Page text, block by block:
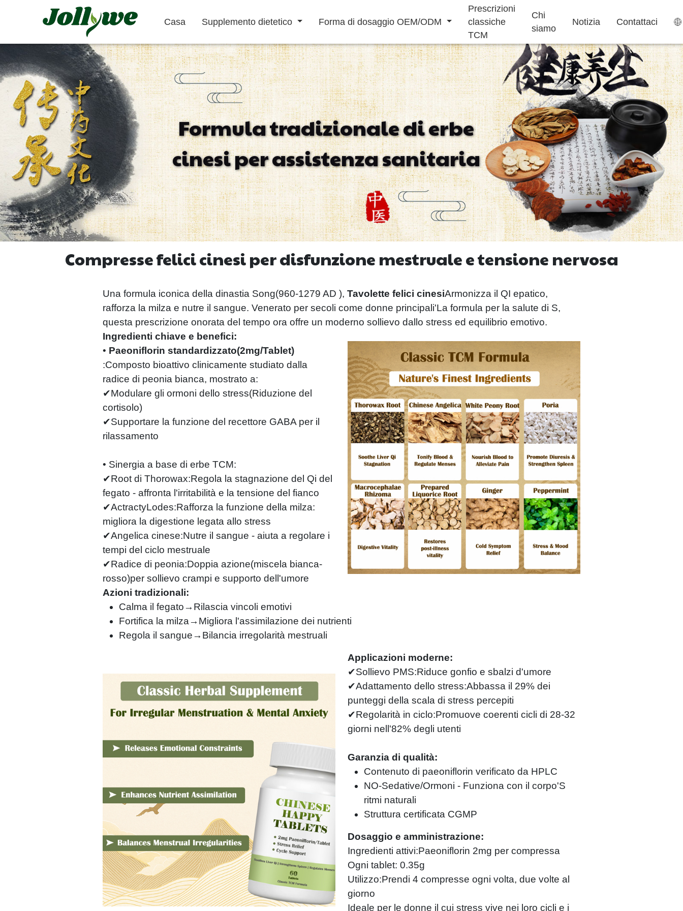
Casa Supplemento dietetico Forma di dosaggio OEM/ODM
Prescrizioni
classiche
TCM
Chi
siamo
Notizia Contattaci
Sollievo
Stitichezza
Prodotti per
Dimagrire
Integratori
Bellezza
Aumentare Difese
Immunitarie
Potenziamento
Maschile
Riabilitazione
Cardiovascolare
Aiuto per
Dormire
Integratori per
Bambini
Torta ejiao
Compresse Capsula di gelatina Bevanda in Polvere Bevanda liquida Bustina di tè Caramelle Gommose
Formula tradizionale di erbe
cinesi per assistenza sanitaria
Compresse felici cinesi per disfunzione mestruale e tensione nervosa
Una formula iconica della dinastia Song(960-1279 AD ), Tavolette felici cinesiArmonizza il QI epatico,
rafforza la milza e nutre il sangue. Venerato per secoli come donne principali'La formula per la salute di S,
questa prescrizione onorata del tempo ora offre un moderno sollievo dallo stress ed equilibrio emotivo.
Ingredienti chiave e benefici:
• Paeoniflorin standardizzato(2mg/Tablet)
:Composto bioattivo clinicamente studiato dalla
radice di peonia bianca, mostrato a:
✔Modulare gli ormoni dello stress(Riduzione del
cortisolo)
✔Supportare la funzione del recettore GABA per il
rilassamento
• Sinergia a base di erbe TCM:
✔Root di Thorowax:Regola la stagnazione del Qi del
fegato - affronta l'irritabilità e la tensione del fianco
✔ActractyLodes:Rafforza la funzione della milza:
migliora la digestione legata allo stress
✔Angelica cinese:Nutre il sangue - aiuta a regolare i
tempi del ciclo mestruale
✔Radice di peonia:Doppia azione(miscela bianca-
rosso)per sollievo crampi e supporto dell'umore
Azioni tradizionali:
Calma il fegato→Rilascia vincoli emotivi
Fortifica la milza→Migliora l'assimilazione dei nutrienti
Regola il sangue→Bilancia irregolarità mestruali
Applicazioni moderne:
✔Sollievo PMS:Riduce gonfio e sbalzi d'umore
✔Adattamento dello stress:Abbassa il 29% dei
punteggi della scala di stress percepiti
✔Regolarità in ciclo:Promuove coerenti cicli di 28-32
giorni nell'82% degli utenti
Garanzia di qualità:
Contenuto di paeoniflorin verificato da HPLC
NO-Sedative/Ormoni - Funziona con il corpo'S
ritmi naturali
Struttura certificata CGMP
Dosaggio e amministrazione:
Ingredienti attivi:Paeoniflorin 2mg per compressa
Ogni tablet: 0.35g
Utilizzo:Prendi 4 compresse ogni volta, due volte al
giorno
Ideale per le donne il cui stress vive nei loro cicli e i